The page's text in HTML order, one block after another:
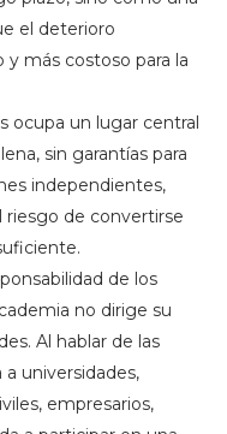
el deterioro
más costoso para la
ocupa un lugar central
sin garantías para
independientes,
riesgo de convertirse
de los
no dirige su
Al hablar de las
universidades,
empresarios,